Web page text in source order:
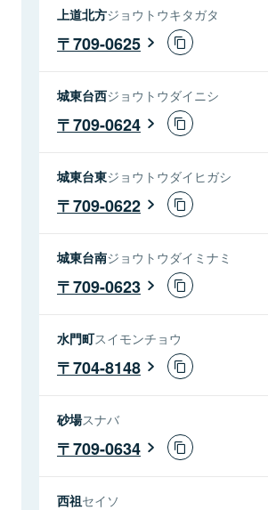
上道北方ジョウトウキタガタ
709-0625
城東台西ジョウトウダイニシ
709-0624
城東台東ジョウトウダイヒガシ
709-0622
城東台南ジョウトウダイミナミ
709-0623
水門町スイモンチョウ
704-8148
砂場スナバ
709-0634
西祖セイソ